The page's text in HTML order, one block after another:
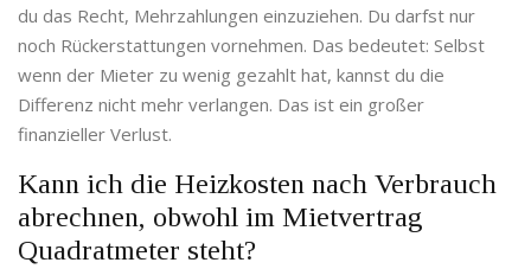
du das Recht, Mehrzahlungen einzuziehen. Du darfst nur
noch Rückerstattungen vornehmen. Das bedeutet: Selbst
wenn der Mieter zu wenig gezahlt hat, kannst du die
Differenz nicht mehr verlangen. Das ist ein großer
finanzieller Verlust.
Kann ich die Heizkosten nach Verbrauch
abrechnen, obwohl im Mietvertrag
Quadratmeter steht?